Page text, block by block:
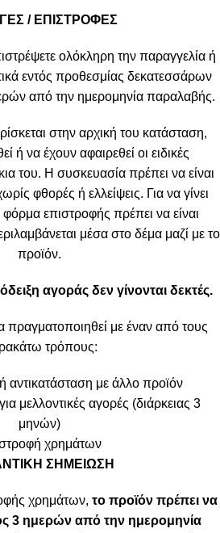
/ ΕΠΙΣΤΡΟΦΕΣ
ολόκληρη την παραγγελία ή
εντός προθεσμίας δεκατεσσάρων
από την ημερομηνία παραλαβής.
στην αρχική του κατάσταση,
ή να έχουν αφαιρεθεί οι ειδικές
του. Η συσκευασία πρέπει να είναι
φθορές ή ελλείψεις. Για να γίνει
επιστροφής πρέπει να είναι
μέσα στο δέμα μαζί με το
προϊόν.
αγοράς δεν γίνονται δεκτές.
πραγματοποιηθεί με έναν από τους
τρόπους:
αντικατάσταση με άλλο προϊόν
μελλοντικές αγορές (διάρκειας 3
μηνών)
χρημάτων
ΣΗΜΕΙΩΣΗ
χρημάτων, το προϊόν πρέπει να
3 ημερών από την ημερομηνία